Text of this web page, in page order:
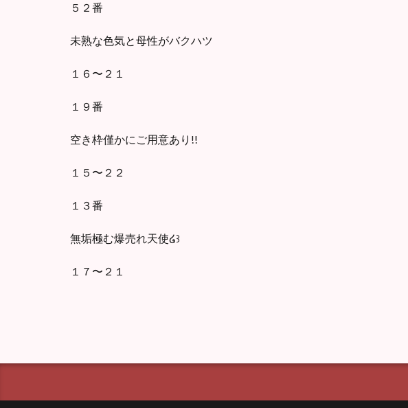
５２番
未熟な色気と母性がバクハツ
１６〜２１
１９番
空き枠僅かにご用意あり!!
１５〜２２
１３番
無垢極む爆売れ天使໒꒱
１７〜２１